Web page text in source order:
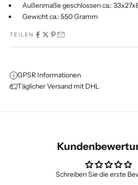
Außenmaße geschlossen ca.:
Gewicht ca.: 550 Gramm
TEILEN
GPSR Informationen
Täglicher Versand mit DHL
Schreiben Sie die erste